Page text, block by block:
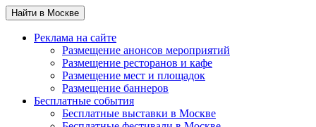
Найти в Москве
Реклама на сайте
Размещение анонсов мероприятий
Размещение ресторанов и кафе
Размещение мест и площадок
Размещение баннеров
Бесплатные события
Бесплатные выставки в Москве